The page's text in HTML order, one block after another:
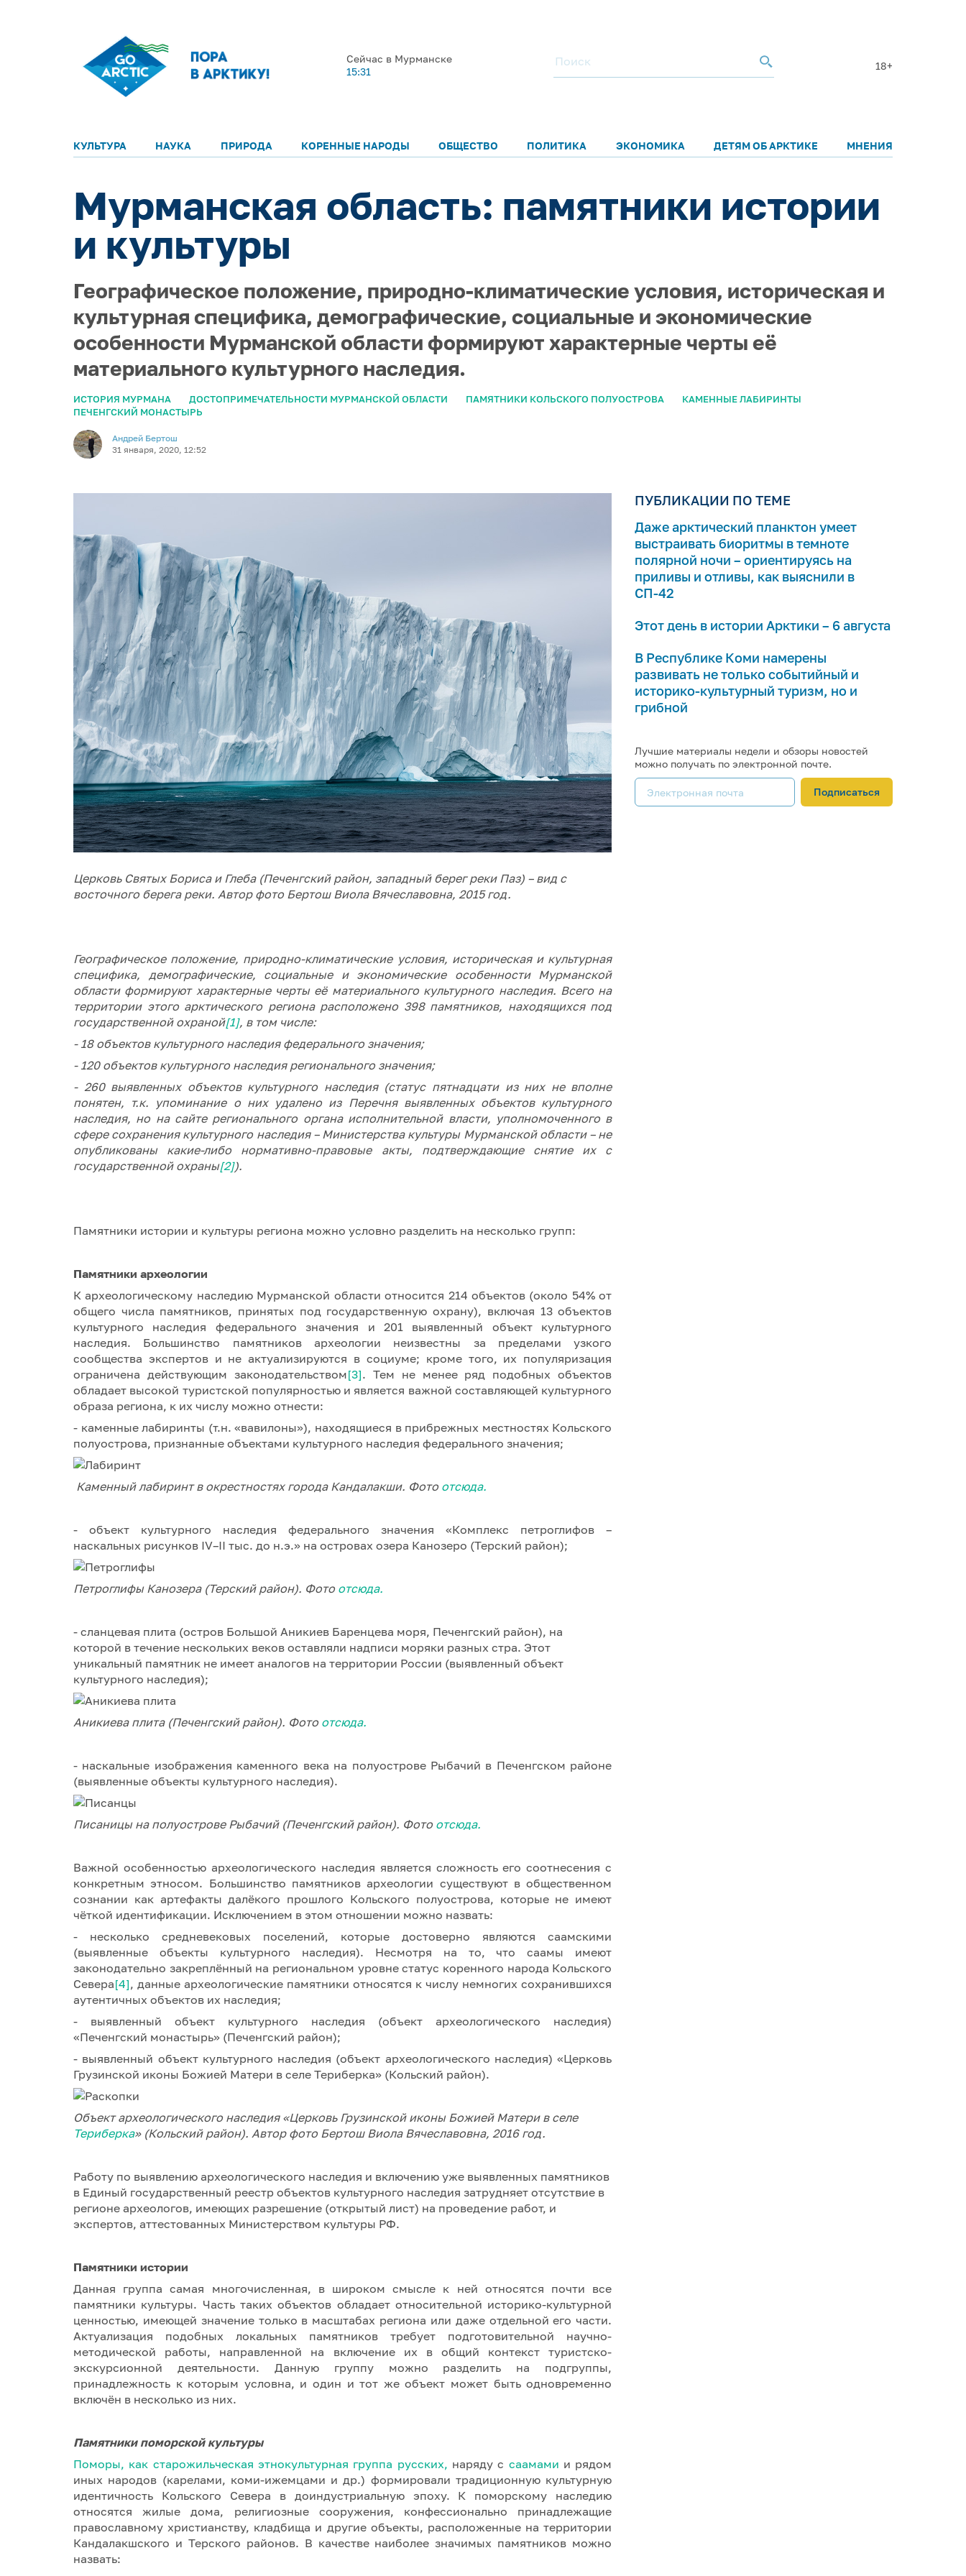
Сейчас в Мурманске
15:31
18+
КУЛЬТУРА НАУКА ПРИРОДА КОРЕННЫЕ НАРОДЫ ОБЩЕСТВО ПОЛИТИКА ЭКОНОМИКА ДЕТЯМ ОБ АРКТИКЕ МНЕНИЯ
Мурманская область: памятники истории
и культуры
Географическое положение, природно-климатические условия, историческая и
культурная специфика, демографические, социальные и экономические
особенности Мурманской области формируют характерные черты её
материального культурного наследия.
ИСТОРИЯ МУРМАНА ДОСТОПРИМЕЧАТЕЛЬНОСТИ МУРМАНСКОЙ ОБЛАСТИ ПАМЯТНИКИ КОЛЬСКОГО ПОЛУОСТРОВА
КАМЕННЫЕ ЛАБИРИНТЫ
ПЕЧЕНГСКИЙ МОНАСТЫРЬ
Андрей Бертош
31 января, 2020, 12:52
Церковь Святых Бориса и Глеба (Печенгский район, западный берег реки Паз) – вид с
восточного берега реки. Автор фото Бертош Виола Вячеславовна, 2015 год.
Географическое положение, природно-климатические условия, историческая и культурная
специфика, демографические, социальные и экономические особенности Мурманской
области формируют характерные черты её материального культурного наследия. Всего на
территории этого арктического региона расположено 398 памятников, находящихся под
государственной охраной[1], в том числе:
- 18 объектов культурного наследия федерального значения;
- 120 объектов культурного наследия регионального значения;
- 260 выявленных объектов культурного наследия (статус пятнадцати из них не вполне
понятен, т.к. упоминание о них удалено из Перечня выявленных объектов культурного
наследия, но на сайте регионального органа исполнительной власти, уполномоченного в
сфере сохранения культурного наследия – Министерства культуры Мурманской области – не
опубликованы какие-либо нормативно-правовые акты, подтверждающие снятие их с
государственной охраны[2]).
Памятники истории и культуры региона можно условно разделить на несколько групп:
Памятники археологии
К археологическому наследию Мурманской области относится 214 объектов (около 54% от
общего числа памятников, принятых под государственную охрану), включая 13 объектов
культурного наследия федерального значения и 201 выявленный объект культурного
наследия. Большинство памятников археологии неизвестны за пределами узкого
сообщества экспертов и не актуализируются в социуме; кроме того, их популяризация
ограничена действующим законодательством[3]. Тем не менее ряд подобных объектов
обладает высокой туристской популярностью и является важной составляющей культурного
образа региона, к их числу можно отнести:
- каменные лабиринты (т.н. «вавилоны»), находящиеся в прибрежных местностях Кольского
полуострова, признанные объектами культурного наследия федерального значения;
Каменный лабиринт в окрестностях города Кандалакши. Фото отсюда.
- объект культурного наследия федерального значения «Комплекс петроглифов –
наскальных рисунков IV–II тыс. до н.э.» на островах озера Канозеро (Терский район);
Петроглифы Канозера (Терский район). Фото отсюда.
- сланцевая плита (остров Большой Аникиев Баренцева моря, Печенгский район), на
которой в течение нескольких веков оставляли надписи моряки разных стра. Этот
уникальный памятник не имеет аналогов на территории России (выявленный объект
культурного наследия);
Аникиева плита (Печенгский район). Фото отсюда.
- наскальные изображения каменного века на полуострове Рыбачий в Печенгском районе
(выявленные объекты культурного наследия).
Писаницы на полуострове Рыбачий (Печенгский район). Фото отсюда.
Важной особенностью археологического наследия является сложность его соотнесения с
конкретным этносом. Большинство памятников археологии существуют в общественном
сознании как артефакты далёкого прошлого Кольского полуострова, которые не имеют
чёткой идентификации. Исключением в этом отношении можно назвать:
- несколько средневековых поселений, которые достоверно являются саамскими
(выявленные объекты культурного наследия). Несмотря на то, что саамы имеют
законодательно закреплённый на региональном уровне статус коренного народа Кольского
Севера[4], данные археологические памятники относятся к числу немногих сохранившихся
аутентичных объектов их наследия;
- выявленный объект культурного наследия (объект археологического наследия)
«Печенгский монастырь» (Печенгский район);
- выявленный объект культурного наследия (объект археологического наследия) «Церковь
Грузинской иконы Божией Матери в селе Териберка» (Кольский район).
Объект археологического наследия «Церковь Грузинской иконы Божией Матери в селе
Териберка» (Кольский район). Автор фото Бертош Виола Вячеславовна, 2016 год.
Работу по выявлению археологического наследия и включению уже выявленных памятников
в Единый государственный реестр объектов культурного наследия затрудняет отсутствие в
регионе археологов, имеющих разрешение (открытый лист) на проведение работ, и
экспертов, аттестованных Министерством культуры РФ.
Памятники истории
Данная группа самая многочисленная, в широком смысле к ней относятся почти все
памятники культуры. Часть таких объектов обладает относительной историко-культурной
ценностью, имеющей значение только в масштабах региона или даже отдельной его части.
Актуализация подобных локальных памятников требует подготовительной научно-
методической работы, направленной на включение их в общий контекст туристско-
экскурсионной деятельности. Данную группу можно разделить на подгруппы,
принадлежность к которым условна, и один и тот же объект может быть одновременно
включён в несколько из них.
Памятники поморской культуры
Поморы, как старожильческая этнокультурная группа русских, наряду с саамами и рядом
иных народов (карелами, коми-ижемцами и др.) формировали традиционную культурную
идентичность Кольского Севера в доиндустриальную эпоху. К поморскому наследию
относятся жилые дома, религиозные сооружения, конфессионально принадлежащие
православному христианству, кладбища и другие объекты, расположенные на территории
Кандалакшского и Терского районов. В качестве наиболее значимых памятников можно
назвать:
ПУБЛИКАЦИИ ПО ТЕМЕ
Даже арктический планктон умеет
выстраивать биоритмы в темноте
полярной ночи – ориентируясь на
приливы и отливы, как выяснили в
СП-42
Этот день в истории Арктики – 6 августа
В Республике Коми намерены
развивать не только событийный и
историко-культурный туризм, но и
грибной
Лучшие материалы недели и обзоры новостей
можно получать по электронной почте.
Подписаться